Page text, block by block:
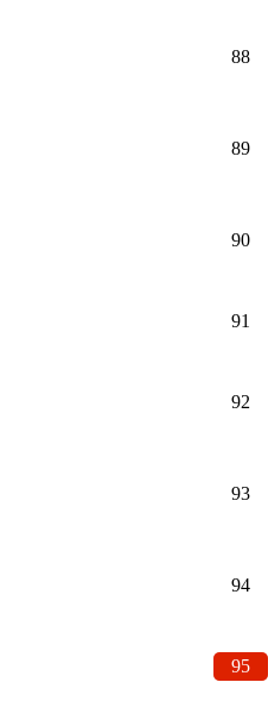
88
89
90
91
92
93
94
95